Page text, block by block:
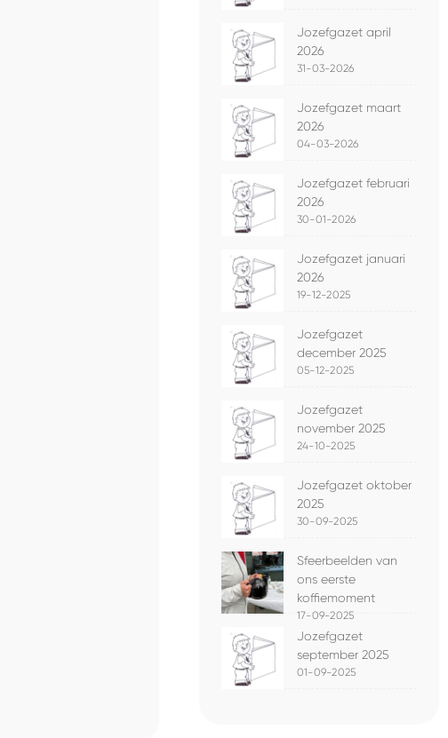
Jozefgazet april
2026
31-03-2026
Jozefgazet maart
2026
04-03-2026
Jozefgazet februari
2026
30-01-2026
Jozefgazet januari
2026
19-12-2025
Jozefgazet
december 2025
05-12-2025
Jozefgazet
november 2025
24-10-2025
Jozefgazet oktober
2025
30-09-2025
Sfeerbeelden van
ons eerste
koffiemoment
17-09-2025
Jozefgazet
september 2025
01-09-2025